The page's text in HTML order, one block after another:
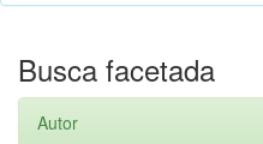
Busca facetada
Autor